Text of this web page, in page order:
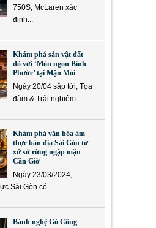
750S, McLaren xác
định...
Khám phá sản vật đất
đỏ với ‘Món ngon Bình
Phước’ tại Mặn Mòi
Ngày 20/04 sắp tới, Tọa
đàm & Trải nghiệm...
Khám phá văn hóa ẩm
thực bản địa Sài Gòn từ
xứ sở rừng ngập mặn
Cần Giờ
Ngày 23/03/2024,
Sài Gòn có...
Bánh nghệ Gò Công